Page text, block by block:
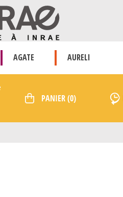
AGATE AURELI